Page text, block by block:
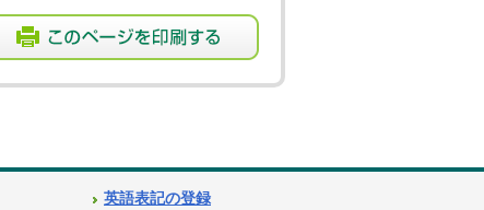
英語表記の登録